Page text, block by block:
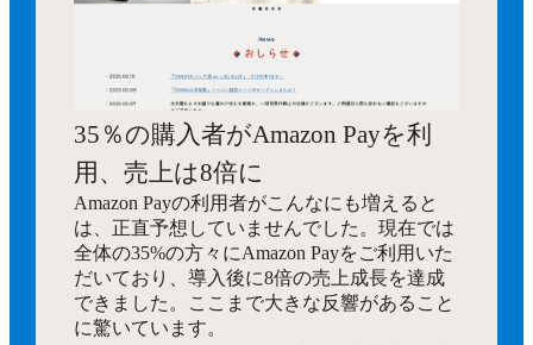
35％の購入者がAmazon Payを利
用、売上は8倍に
Amazon Payの利用者がこんなにも増えると
は、正直予想していませんでした。現在では
全体の35%の方々にAmazon Payをご利用いた
だいており、導入後に8倍の売上成長を達成
できました。ここまで大きな反響があること
に驚いています。